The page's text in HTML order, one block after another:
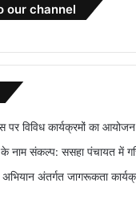
our channel
पर विविध कार्यक्रमों का आयोजन
के नाम संकल्प: ससहा पंचायत में
अंतर्गत जागरूकता